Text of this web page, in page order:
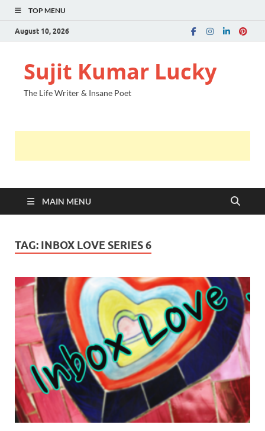
TOP MENU
August 10, 2026
Sujit Kumar Lucky
The Life Writer & Insane Poet
MAIN MENU
TAG: INBOX LOVE SERIES 6